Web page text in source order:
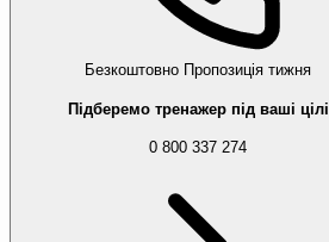
Безкоштовно Пропозиція тижня
Підберемо тренажер під ваші цілі
0 800 337 274